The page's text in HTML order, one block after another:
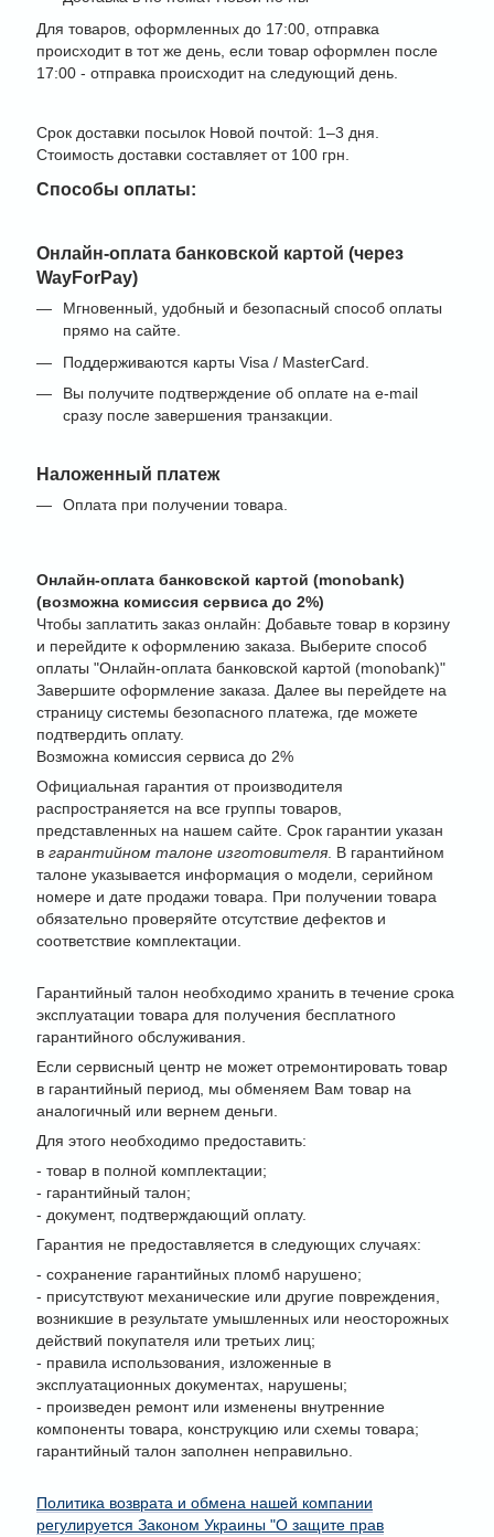
Для товаров, оформленных до 17:00, отправка
происходит в тот же день, если товар оформлен после
17:00 - отправка происходит на следующий день.
Срок доставки посылок Новой почтой: 1–3 дня.
Стоимость доставки составляет от 100 грн.
Способы оплаты:
Онлайн-оплата банковской картой (через
WayForPay)
Мгновенный, удобный и безопасный способ оплаты
прямо на сайте.
Поддерживаются карты Visa / MasterCard.
Вы получите подтверждение об оплате на e-mail
сразу после завершения транзакции.
Наложенный платеж
Оплата при получении товара.
Онлайн-оплата банковской картой (monobank)
(возможна комиссия сервиса до 2%)
Чтобы заплатить заказ онлайн: Добавьте товар в корзину
и перейдите к оформлению заказа. Выберите способ
оплаты "Онлайн-оплата банковской картой (monobank)"
Завершите оформление заказа. Далее вы перейдете на
страницу системы безопасного платежа, где можете
подтвердить оплату.
Возможна комиссия сервиса до 2%
Официальная гарантия от производителя
распространяется на все группы товаров,
представленных на нашем сайте. Срок гарантии указан
в гарантийном талоне изготовителя. В гарантийном
талоне указывается информация о модели, серийном
номере и дате продажи товара. При получении товара
обязательно проверяйте отсутствие дефектов и
соответствие комплектации.
Гарантийный талон необходимо хранить в течение срока
эксплуатации товара для получения бесплатного
гарантийного обслуживания.
Если сервисный центр не может отремонтировать товар
в гарантийный период, мы обменяем Вам товар на
аналогичный или вернем деньги.
Для этого необходимо предоставить:
- товар в полной комплектации;
- гарантийный талон;
- документ, подтверждающий оплату.
Гарантия не предоставляется в следующих случаях:
- сохранение гарантийных пломб нарушено;
- присутствуют механические или другие повреждения,
возникшие в результате умышленных или неосторожных
действий покупателя или третьих лиц;
- правила использования, изложенные в
эксплуатационных документах, нарушены;
- произведен ремонт или изменены внутренние
компоненты товара, конструкцию или схемы товара;
гарантийный талон заполнен неправильно.
Политика возврата и обмена нашей компании
регулируется Законом Украины "О защите прав